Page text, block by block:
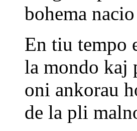
bohema
En tiu tempo
la mondo kaj
oni ankorau
de la pli